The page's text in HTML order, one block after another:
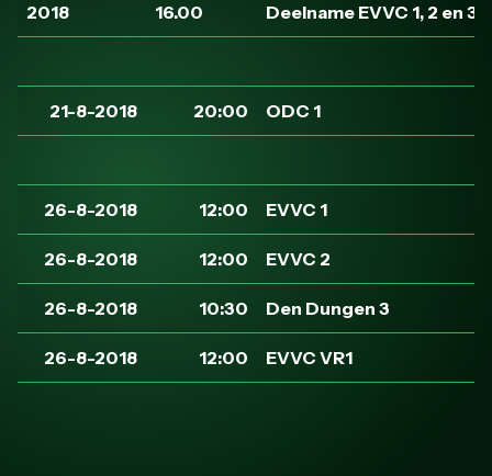
2018 16.00 Deelname EVVC 1, 2 en 3
21-8-2018 20:00 ODC 1
26-8-2018 12:00 EVVC 1
26-8-2018 12:00 EVVC 2
26-8-2018 10:30 Den Dungen 3
26-8-2018 12:00 EVVC VR1